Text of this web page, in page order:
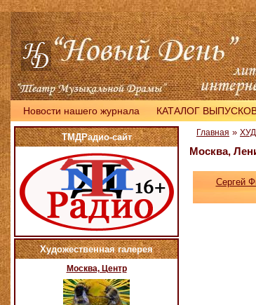
Новости нашего журнала КАТАЛОГ
ТМДРадио-сайт
Художественная галерея
Москва, Центр
Главная »
Москва,
Сергей